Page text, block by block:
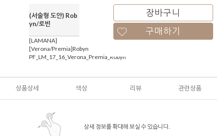
(서술형 도안) Rob
yn/로빈
[LAMANA]
[Verona/Premia]Robyn
PF_LM_17_16_Verona_Premia_Robyn
장바구니
구매하기
상품상세 색상 리뷰 관련상품
상세 정보를 확대해 보실 수 있습니다.